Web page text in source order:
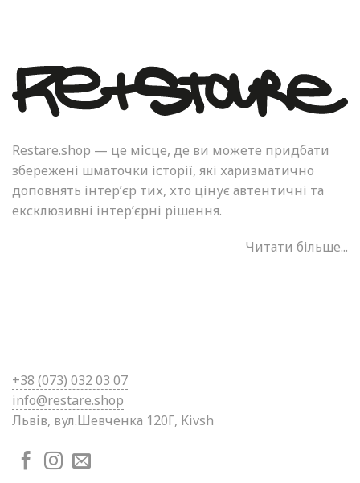
Restare.shop — це місце, де ви можете придбати
збережені шматочки історії, які харизматично
доповнять інтер’єр тих, хто цінує автентичні та
ексклюзивні інтер’єрні рішення.
Читати більше...
+38 (073) 032 03 07
info@restare.shop
Львів, вул.Шевченка 120Г, Kivsh